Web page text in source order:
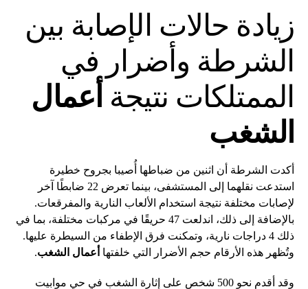
زيادة حالات الإصابة بين
الشرطة وأضرار في
الممتلكات نتيجة أعمال
الشغب
أكدت الشرطة أن اثنين من ضباطها أُصيبا بجروح خطيرة
استدعت نقلهما إلى المستشفى، بينما تعرض 22 ضابطًا آخر
لإصابات مختلفة نتيجة استخدام الألعاب النارية والمفرقعات.
بالإضافة إلى ذلك، اندلعت 47 حريقًا في مركبات مختلفة، بما في
ذلك 4 دراجات نارية، وتمكنت فرق الإطفاء من السيطرة عليها.
وتُظهر هذه الأرقام حجم الأضرار التي خلفتها أعمال الشغب.
وقد أقدم نحو 500 شخص على إثارة الشغب في حي موابيت